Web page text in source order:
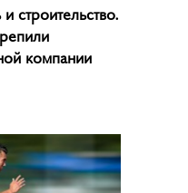
строительство.
компании